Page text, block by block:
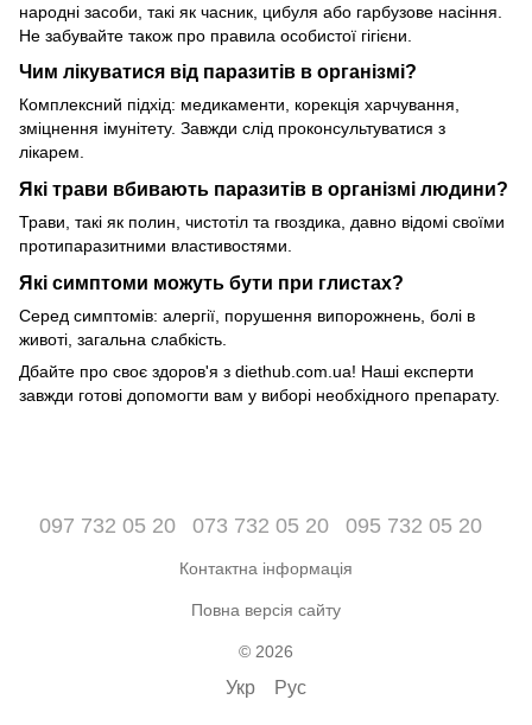
народні засоби, такі як часник, цибуля або гарбузове насіння.
Не забувайте також про правила особистої гігієни.
Чим лікуватися від паразитів в організмі?
Комплексний підхід: медикаменти, корекція харчування,
зміцнення імунітету. Завжди слід проконсультуватися з
лікарем.
Які трави вбивають паразитів в організмі людини?
Трави, такі як полин, чистотіл та гвоздика, давно відомі своїми
протипаразитними властивостями.
Які симптоми можуть бути при глистах?
Серед симптомів: алергії, порушення випорожнень, болі в
животі, загальна слабкість.
Дбайте про своє здоров'я з diethub.com.ua! Наші експерти
завжди готові допомогти вам у виборі необхідного препарату.
097 732 05 20 073 732 05 20 095 732 05 20
Контактна інформація
Повна версія сайту
© 2026
Укр Рус